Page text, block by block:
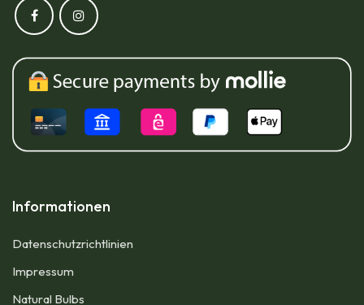
Informationen
Datenschutzrichtlinien
Impressum​
Natural Bulbs